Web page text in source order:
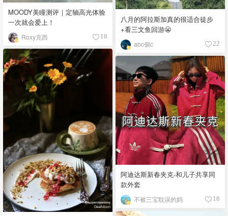
八月的阿拉斯加真的很适合徒步
+看三文鱼回游😬
abc個c 22
MOODY美瞳测评｜定轴高光体验
一次就会爱上！
Roxy克西 18
阿迪达斯新春夹克-和儿子共享同
款外套
不被三宝耽误的妈 18